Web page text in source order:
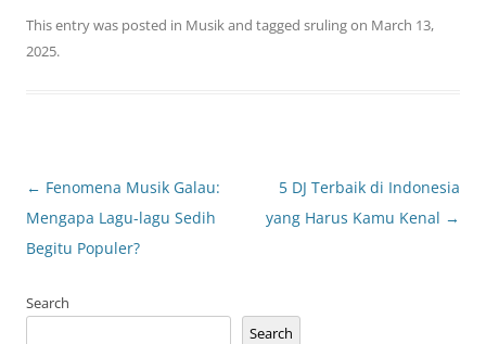
This entry was posted in Musikand tagged srulingon March 13,
2025.
Post
navigation
← Fenomena Musik Galau:
Mengapa Lagu-lagu Sedih
Begitu Populer?
5 DJ Terbaik di Indonesia
yang Harus Kamu Kenal →
Search
Search